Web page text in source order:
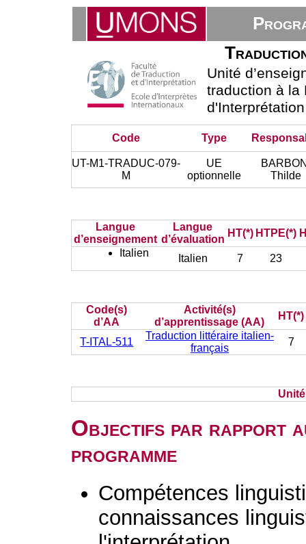
Unité
traduction à la
Code Type
UT-M1-TRADUC-079-
M
UE
optionnelle
Thilde
Langue
d’enseignement
Langue
d’évaluation
HT(*) HTPE(*)
Italien
Italien 7 23
Code(s)
d’AA
Activité(s)
d’apprentissage (AA)
HT(*)
T-ITAL-511
Traduction littéraire italien-
français
7
Objectifs par rapport
programme
Compétences
connaissances